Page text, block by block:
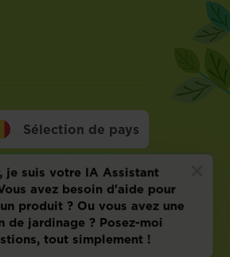
Sélection de pays